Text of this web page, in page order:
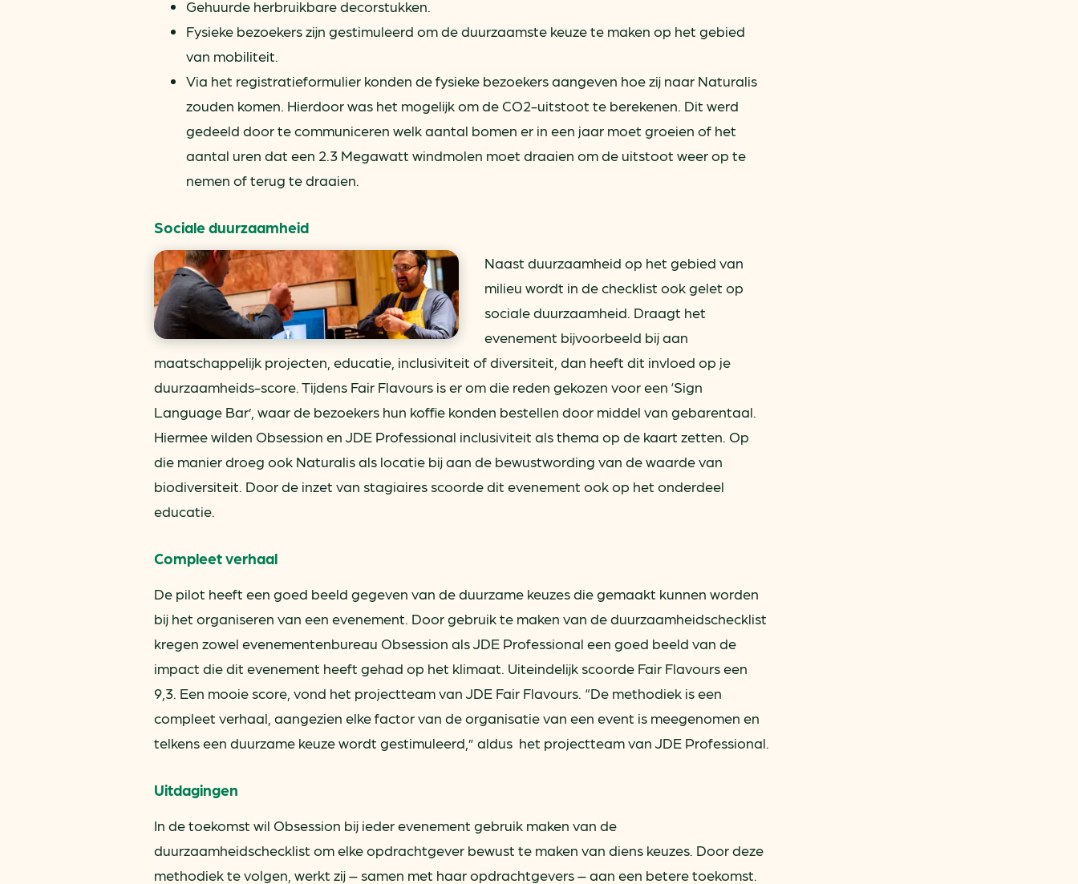
Gehuurde herbruikbare decorstukken.
Fysieke bezoekers zijn gestimuleerd om de duurzaamste keuze te maken op het gebied
van mobiliteit.
Via het registratieformulier konden de fysieke bezoekers aangeven hoe zij naar Naturalis
zouden komen. Hierdoor was het mogelijk om de CO2-uitstoot te berekenen. Dit werd
gedeeld door te communiceren welk aantal bomen er in een jaar moet groeien of het
aantal uren dat een 2.3 Megawatt windmolen moet draaien om de uitstoot weer op te
nemen of terug te draaien.
Sociale duurzaamheid
Naast duurzaamheid op het gebied van
milieu wordt in de checklist ook gelet op
sociale duurzaamheid. Draagt het
evenement bijvoorbeeld bij aan
maatschappelijk projecten, educatie, inclusiviteit of diversiteit, dan heeft dit invloed op je
duurzaamheids-score. Tijdens Fair Flavours is er om die reden gekozen voor een ‘Sign
Language Bar’, waar de bezoekers hun koffie konden bestellen door middel van gebarentaal.
Hiermee wilden Obsession en JDE Professional inclusiviteit als thema op de kaart zetten. Op
die manier droeg ook Naturalis als locatie bij aan de bewustwording van de waarde van
biodiversiteit. Door de inzet van stagiaires scoorde dit evenement ook op het onderdeel
educatie.
Compleet verhaal
De pilot heeft een goed beeld gegeven van de duurzame keuzes die gemaakt kunnen worden
bij het organiseren van een evenement. Door gebruik te maken van de duurzaamheidschecklist
kregen zowel evenementenbureau Obsession als JDE Professional een goed beeld van de
impact die dit evenement heeft gehad op het klimaat. Uiteindelijk scoorde Fair Flavours een
9,3. Een mooie score, vond het projectteam van JDE Fair Flavours. “De methodiek is een
compleet verhaal, aangezien elke factor van de organisatie van een event is meegenomen en
telkens een duurzame keuze wordt gestimuleerd,” aldus het projectteam van JDE Professional.
Uitdagingen
In de toekomst wil Obsession bij ieder evenement gebruik maken van de
duurzaamheidschecklist om elke opdrachtgever bewust te maken van diens keuzes. Door deze
methodiek te volgen, werkt zij – samen met haar opdrachtgevers – aan een betere toekomst.